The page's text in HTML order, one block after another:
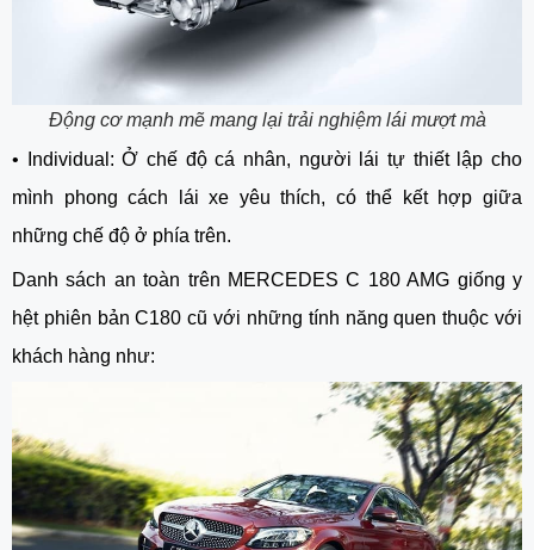
Động cơ mạnh mẽ mang lại trải nghiệm lái mượt mà
•
Individual: Ở chế độ cá nhân, người lái tự thiết lập cho
mình phong cách lái xe yêu thích, có thể kết hợp giữa
những chế độ ở phía trên.
Danh sách an toàn trên MERCEDES C 180 AMG giống y
hệt phiên bản C180 cũ với những tính năng quen thuộc với
khách hàng như: